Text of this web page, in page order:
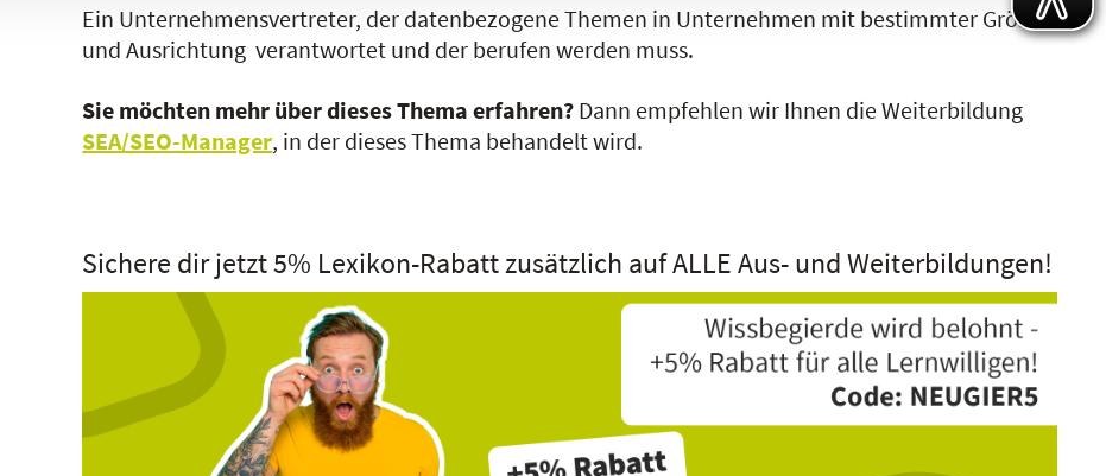
Ein Unternehmensvertreter, der datenbezogene Themen in Unternehmen mit bestimmter Größe
und Ausrichtung verantwortet und der berufen werden muss.
Sie möchten mehr über dieses Thema erfahren? Dann empfehlen wir Ihnen die Weiterbildung
SEA/SEO-Manager, in der dieses Thema behandelt wird.
Sichere dir jetzt 5% Lexikon-Rabatt zusätzlich auf ALLE Aus- und Weiterbildungen!